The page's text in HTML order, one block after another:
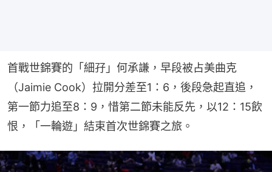
首戰世錦賽的「細孖」何承謙，早段被占美曲克
（Jaimie Cook）拉開分差至1：6，後段急起直追，
第一節力追至8：9，惜第二節未能反先，以12：15飲
恨，「一輪遊」結束首次世錦賽之旅。